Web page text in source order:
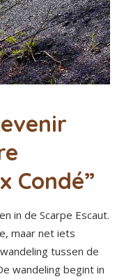
Condé”
in de Scarpe Escaut.
maar net iets
tussen de
wandeling begint in